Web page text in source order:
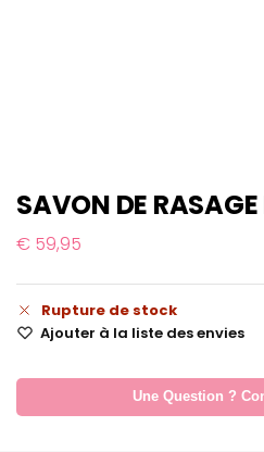
SAVON DE RASAGE
€ 59,95
Rupture de stock
Ajouter à la liste des envies
Une Question ?